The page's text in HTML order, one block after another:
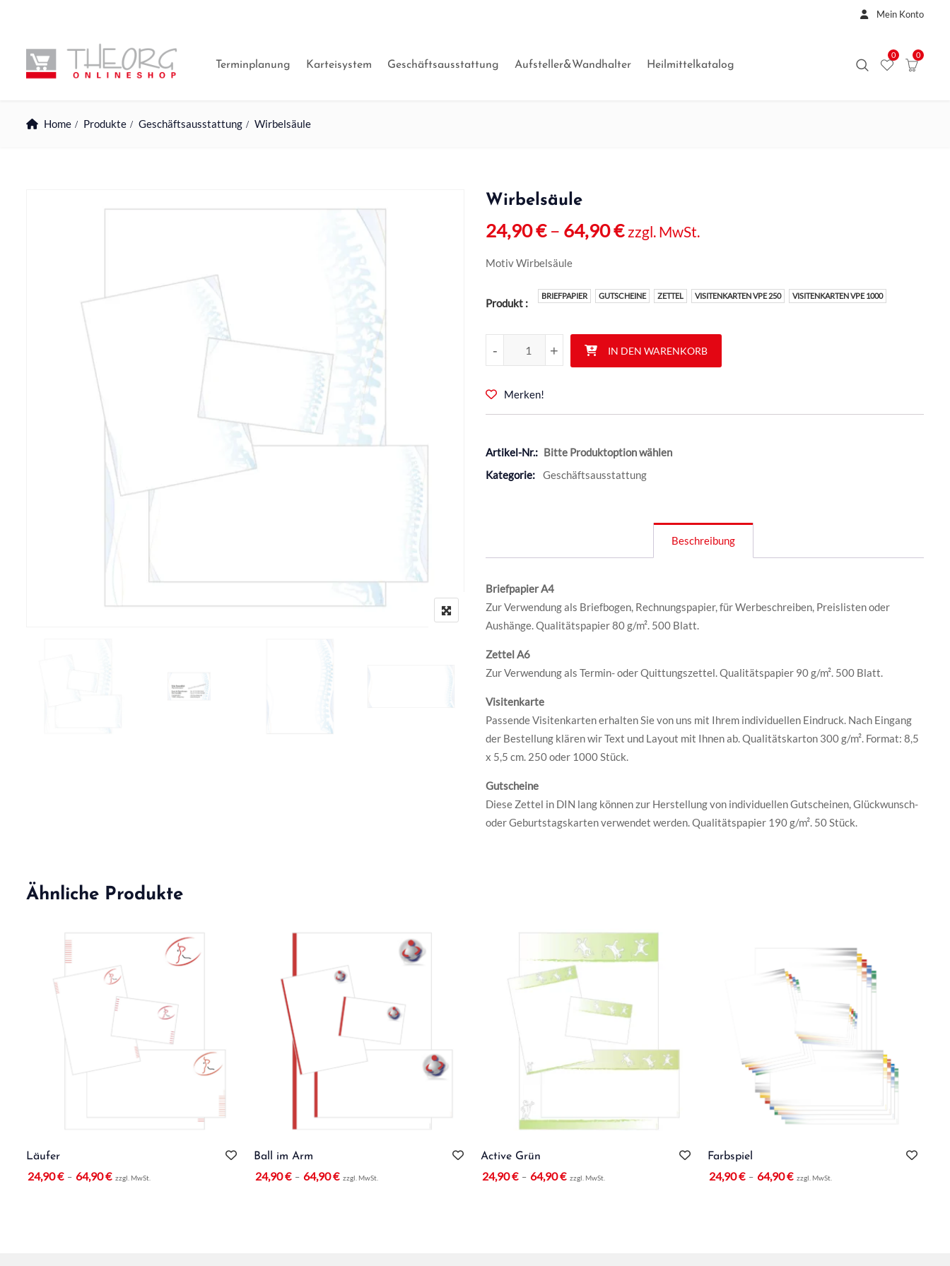
Mein Konto
Terminplanung Karteisystem Geschäftsausstattung Aufsteller&Wandhalter Heilmittelkatalog
0 0
Home Produkte Geschäftsausstattung Wirbelsäule
Wirbelsäule
24,90€– 64,90€ zzgl. MwSt.
Motiv Wirbelsäule
Produkt
BRIEFPAPIER GUTSCHEINE ZETTEL VISITENKARTEN VPE 250 VISITENKARTEN VPE 1000
+
- +
- IN DEN WARENKORB
Merken!
Artikel-Nr.: Bitte Produktoption wählen
Kategorie:
Geschäftsausstattung
Beschreibung
Briefpapier A4
Zur Verwendung als Briefbogen, Rechnungspapier, für Werbeschreiben, Preislisten oder
Aushänge. Qualitätspapier 80 g/m². 500 Blatt.
Zettel A6
Zur Verwendung als Termin- oder Quittungszettel. Qualitätspapier 90 g/m². 500 Blatt.
Visitenkarte
Passende Visitenkarten erhalten Sie von uns mit Ihrem individuellen Eindruck. Nach Eingang
der Bestellung klären wir Text und Layout mit Ihnen ab. Qualitätskarton 300 g/m². Format: 8,5
x 5,5 cm. 250 oder 1000 Stück.
Gutscheine
Diese Zettel in DIN lang können zur Herstellung von individuellen Gutscheinen, Glückwunsch-
oder Geburtstagskarten verwendet werden. Qualitätspapier 190 g/m². 50 Stück.
Ähnliche Produkte
Läufer
24,90€ – 64,90€ zzgl. MwSt.
Ball im Arm
24,90€ – 64,90€ zzgl. MwSt.
Active Grün
24,90€ – 64,90€ zzgl. MwSt.
Farbspiel
24,90€ – 64,90€ zzgl. MwSt.